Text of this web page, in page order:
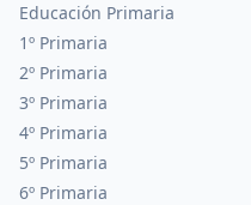
Educación Primaria
1º Primaria
2º Primaria
3º Primaria
4º Primaria
5º Primaria
6º Primaria